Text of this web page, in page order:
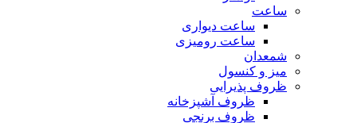
ساعت
ساعت دیواری
ساعت رومیزی
شمعدان
میز و کنسول
ظروف پذیرایی
ظروف آشپزخانه
ظروف برنجی